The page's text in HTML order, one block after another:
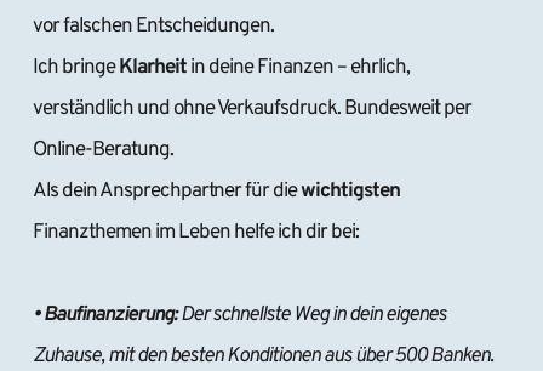
vor falschen Entscheidungen.
Ich bringe Klarheit in deine Finanzen – ehrlich,
verständlich und ohne Verkaufsdruck. Bundesweit per
Online-Beratung.
Als dein Ansprechpartner für die
wichtigsten
Finanzthemen im Leben helfe ich dir bei:
• Baufinanzierung: Der schnellste Weg in dein eigenes
Zuhause, mit den besten Konditionen aus über 500 Banken.